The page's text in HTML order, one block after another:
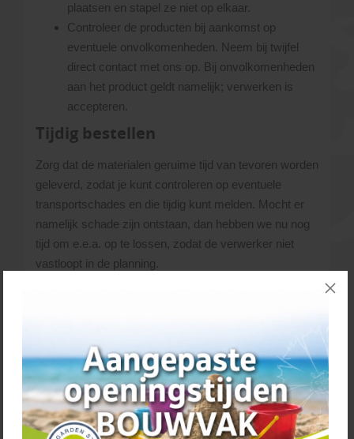
plaatsen en stapel ze niet op elkaar.
Controleer de producten bij aankomst op
eventuele onvolkomenheden. Neem bij twijfel
direct contact met ons op. Bij onvolkomenheden
aan het product geldt namelijk; verwerken is
accepteren.
Tijdig bestellen
Zorg dat de materialen geruime tijd van tevoren worden
geleverd, zodat je kunt controleren op eventuele
transportschades en die tijdig kunt melden. Mocht er
namelijk schade zijn ontstaan, dan hebben we nu nog
tijd om e.e.a. op te lossen, zodat de verwerker niet
vastloopt in de planning.
Wanneer u de bestelling in overeenstemming nog niet
volledig heeft betaald, kunt u de rekening bij de
chauffeur voldoen per pin. Wanneer u niet thuis kunt
zijn voor de levering, dient de factuur uiterlijk voldaan te
zijn op de dagvoordat wij komen leveren.